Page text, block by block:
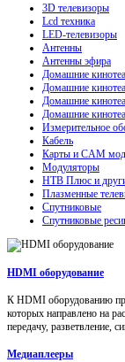
3D телевизоры
Lcd техника
LED-телевизоры
Антенны
Антенны эфира
Домашние
Домашние
Домашние
Домашние
Измерительное
Кабель
Карты и CAM
Модуляторы
НТВ Плюс и
Плазменные
Спутниковые
Спутниковые
HDMI оборудование
К HDMI оборудованию
которых направлено на
передачу, разветвление,
Медиаплееры